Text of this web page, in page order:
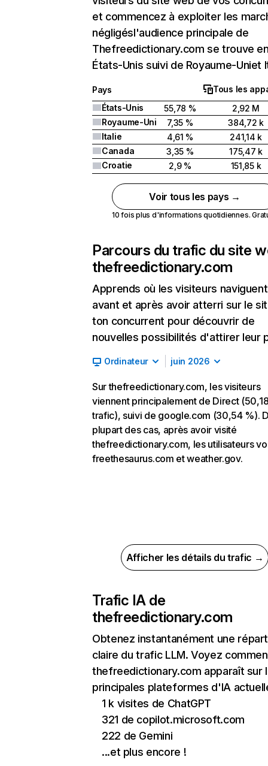
et commencez à exploiter les
négligésl'audience principale de
Thefreedictionary.com se trouve
États-Unis suivi de Royaume-Uniet
Pays
Tous les
États-Unis
55,78 %
2,92 M
Royaume-Uni
7,35 %
384,72 k
Italie
4,61 %
241,14 k
Canada
3,35 %
175,47 k
Croatie
2,9 % 151,85 k
Voir tous les pays →
10 fois plus d'informations quotidiennes.
Parcours du trafic du site
thefreedictionary.com
Apprends où les visiteurs naviguent
avant et après avoir atterri sur le
ton concurrent pour découvrir de
nouvelles possibilités d'attirer leur
Ordinateur juin 2026
Sur thefreedictionary.com, les visiteurs
viennent principalement de Direct
trafic), suivi de google.com (30,54 %).
plupart des cas, après avoir visité
thefreedictionary.com, les utilisateurs
freethesaurus.com et weather.gov.
Afficher les détails du trafic →
Trafic IA de
thefreedictionary.com
Obtenez instantanément une
claire du trafic LLM. Voyez
thefreedictionary.com apparaît sur
principales plateformes d'IA
1 k visites de ChatGPT
321 de copilot.microsoft.com
222 de Gemini
...et plus encore !